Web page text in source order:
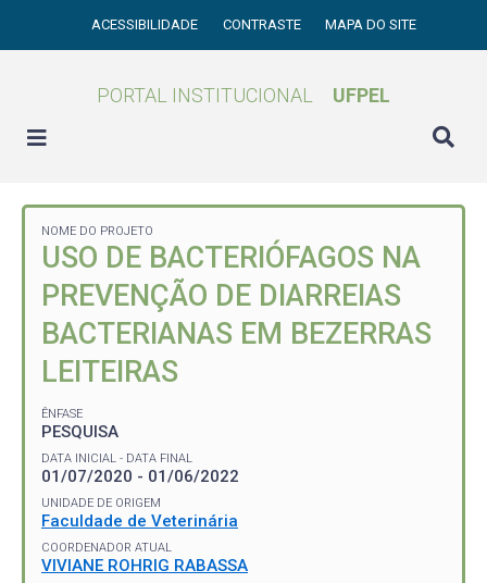
ACESSIBILIDADE CONTRASTE MAPA DO SITE
PORTAL INSTITUCIONAL UFPEL
NOME DO PROJETO
USO DE BACTERIÓFAGOS NA
PREVENÇÃO DE DIARREIAS
BACTERIANAS EM BEZERRAS
LEITEIRAS
ÊNFASE
PESQUISA
DATA INICIAL - DATA FINAL
01/07/2020 - 01/06/2022
UNIDADE DE ORIGEM
Faculdade de Veterinária
COORDENADOR ATUAL
VIVIANE ROHRIG RABASSA